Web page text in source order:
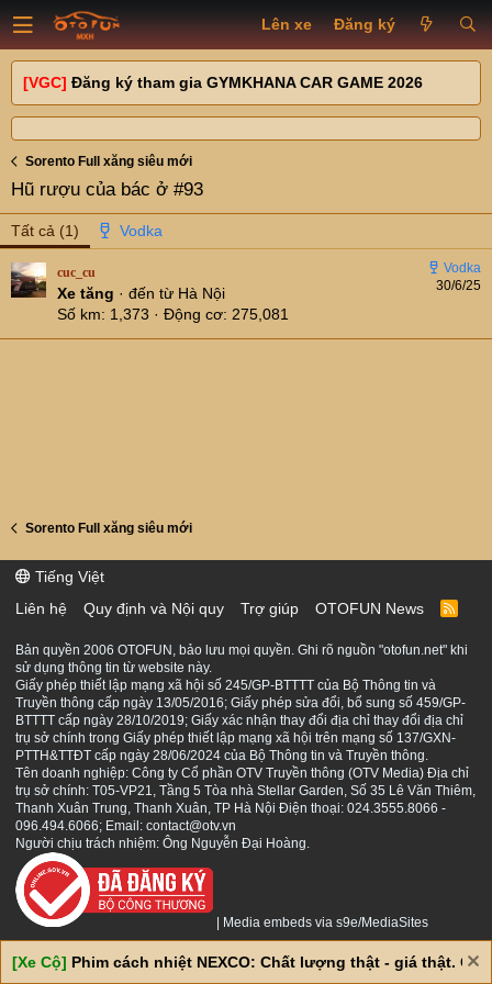
Lên xe Đăng ký
[VGC] Đăng ký tham gia GYMKHANA CAR GAME 2026
Sorento Full xăng siêu mới
Hũ rượu của bác ở #93
Tất cả (1)
30/6/25
cuc_cu
Xe tăng · đến từ Hà Nội
Số km
1,373 Động cơ 275,081
Sorento Full xăng siêu mới
Tiếng Việt
Liên hệ
Quy định và Nội quy Trợ giúp OTOFUN News
R
S
Bản quyền 2006 OTOFUN, bảo lưu mọi quyền. Ghi rõ nguồn "otofun.net" khi
sử dụng thông tin từ website này.
Giấy phép thiết lập mạng xã hội số 245/GP-BTTTT của Bộ Thông tin và
Truyền thông cấp ngày 13/05/2016; Giấy phép sửa đổi, bổ sung số 459/GP-
BTTTT cấp ngày 28/10/2019; Giấy xác nhận thay đổi địa chỉ thay đổi địa chỉ
trụ sở chính trong Giấy phép thiết lập mạng xã hội trên mạng số 137/GXN-
PTTH&TTĐT cấp ngày 28/06/2024 của Bộ Thông tin và Truyền thông.
Tên doanh nghiệp: Công ty Cổ phần OTV Truyền thông (OTV Media) Địa chỉ
trụ sở chính: T05-VP21, Tầng 5 Tòa nhà Stellar Garden, Số 35 Lê Văn Thiêm,
Thanh Xuân Trung, Thanh Xuân, TP Hà Nội Điện thoại: 024.3555.8066 -
096.494.6066; Email: contact@otv.vn
Người chịu trách nhiệm: Ông Nguyễn Đại Hoàng.
Media embeds via s9e/MediaSites
[Xe Cộ] Phim cách nhiệt NEXCO: Chất lượng thật - giá thật. Giá